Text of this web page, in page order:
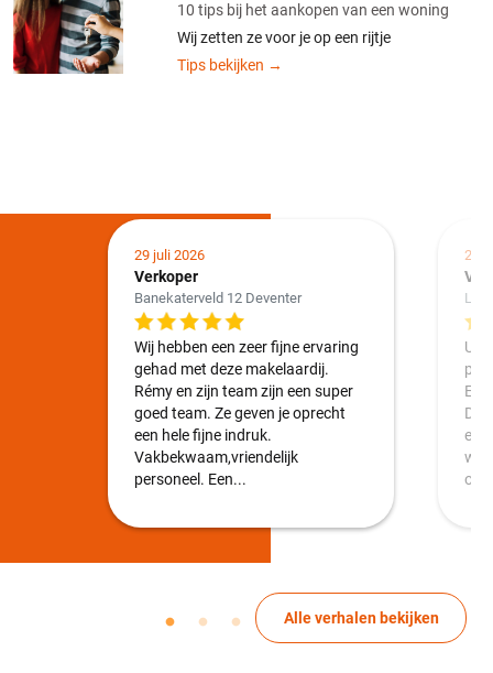
10 tips bij het aankopen van een woning
Wij zetten ze voor je op een rijtje
Tips bekijken →
29 juli 2026
Verkoper
Banekaterveld 12 Deventer
Wij hebben een zeer fijne ervaring
gehad met deze makelaardij.
Rémy en zijn team zijn een super
goed team. Ze geven je oprecht
een hele fijne indruk.
Vakbekwaam,vriendelijk
personeel. Een...
24
en
Alle verhalen bekijken